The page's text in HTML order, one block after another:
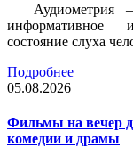
информативное
состояние слуха
Подробнее
05.08.2026
Фильмы на вечер
комедии и драмы